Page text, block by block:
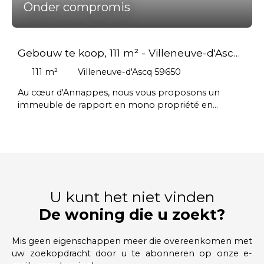
Onder compromis
Gebouw te koop, 111 m² - Villeneuve-d'Ascq
59650
111 m²
Villeneuve-d'Ascq 59650
Au cœur d'Annappes, nous vous proposons un
immeuble de rapport en mono propriété en
appartement est assuré par une chaudière au gaz
récente, située dans un local technique incluant VMC
et adoucisseur d'eau. Une cave et un abri de jardin
bon état technique. Au premier étage se trouve une
studette de 17. 50m² (incluant WC, salle de douche et
U kunt het niet vinden
De woning die u zoekt?
Mis geen eigenschappen meer die overeenkomen met
uw zoekopdracht door u te abonneren op onze e-